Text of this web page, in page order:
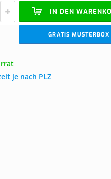
IN DEN
GRATIS MUSTERBOX
je nach PLZ